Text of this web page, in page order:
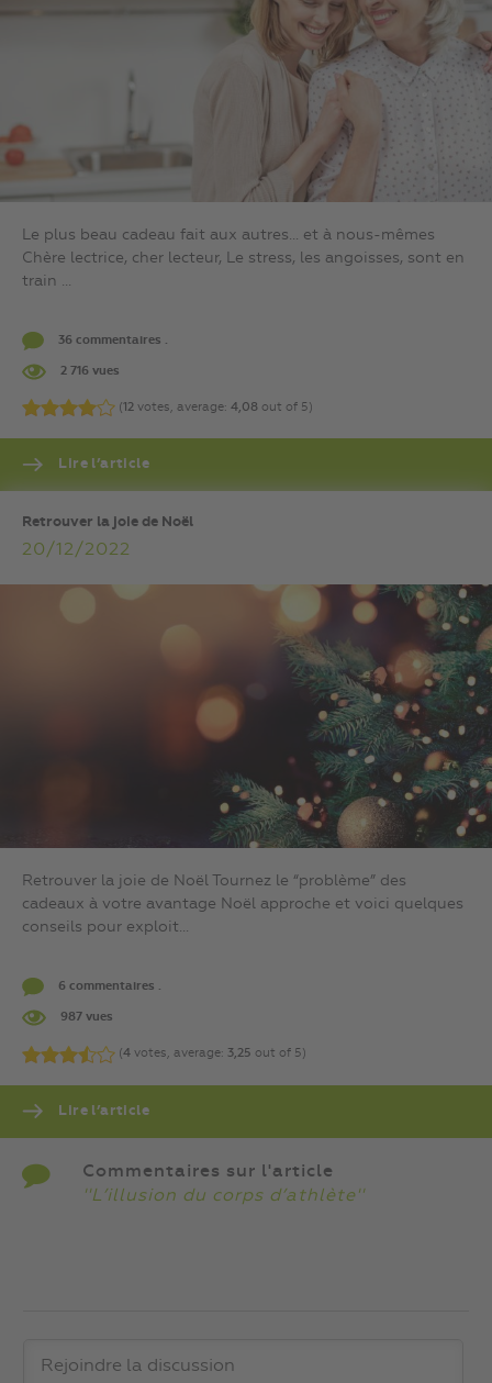
Le plus beau cadeau fait aux autres… et à nous-mêmes
Chère lectrice, cher lecteur, Le stress, les angoisses, sont en
train ...
36 commentaires .
2 716 vues
(12 votes, average: 4,08 out of 5)
Lire l’article
Retrouver la joie de Noël
20/12/2022
Retrouver la joie de Noël Tournez le “problème” des
cadeaux à votre avantage Noël approche et voici quelques
conseils pour exploit...
6 commentaires .
987 vues
(4 votes, average: 3,25 out of 5)
Lire l’article
Commentaires sur l'article
''L’illusion du corps d’athlète''